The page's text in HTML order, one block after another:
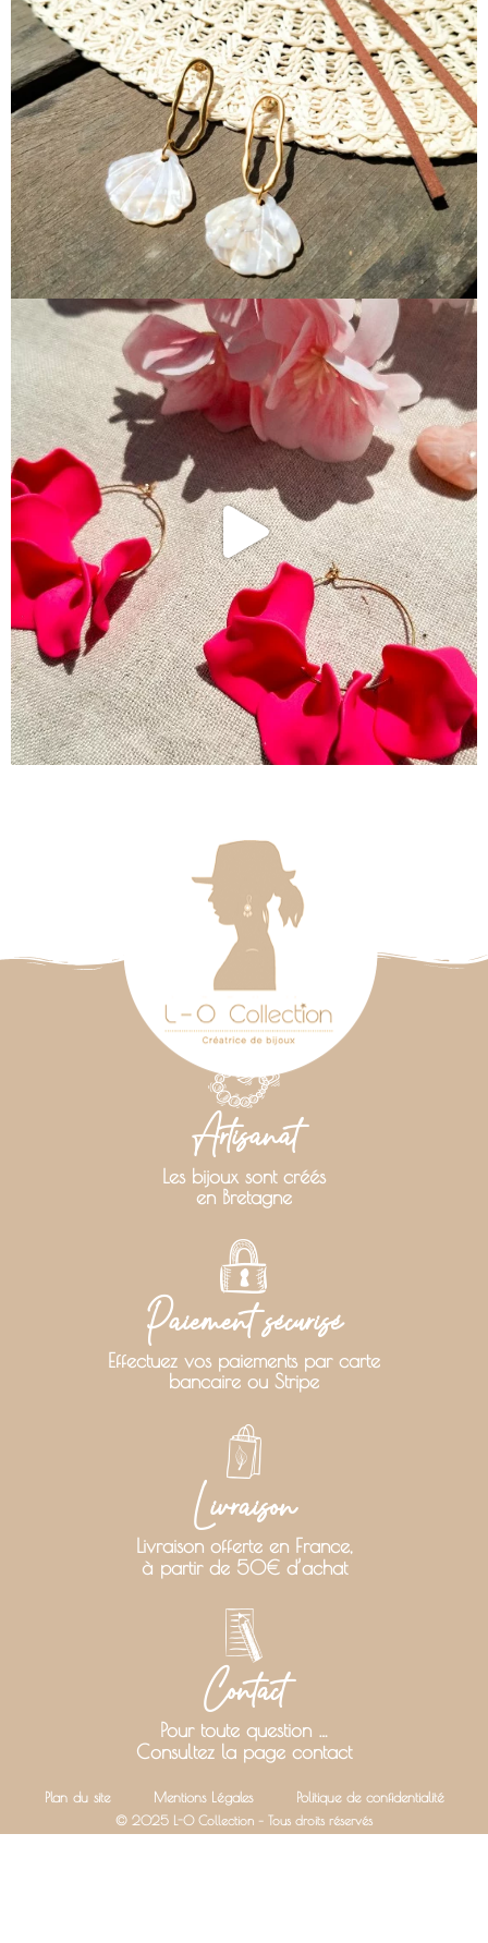
Artisanat
Les bijoux sont créés
en Bretagne
Paiement sécurisé
Effectuez vos paiements par carte
bancaire ou Stripe
Livraison
Livraison offerte en France,
à partir de 50€ d’achat
Contact
Pour toute question …
Consultez la page contact
Plan du site Mentions Légales Politique de confidentialité
© 2025 L-O Collection – Tous droits réservés